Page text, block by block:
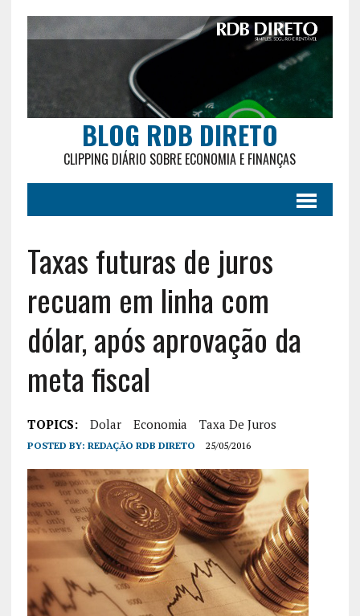
BLOG RDB DIRETO
CLIPPING DIÁRIO SOBRE ECONOMIA E FINANÇAS
Taxas futuras de juros
recuam em linha com
dólar, após aprovação da
meta fiscal
TOPICS: Dolar Economia Taxa De Juros
POSTED BY: REDAÇÃO RDB DIRETO 25/05/2016